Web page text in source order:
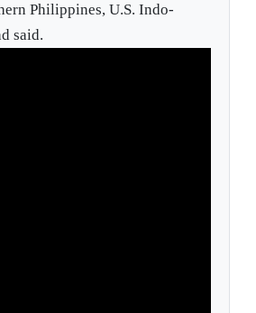
Philippines, U.S. Indo-
said.